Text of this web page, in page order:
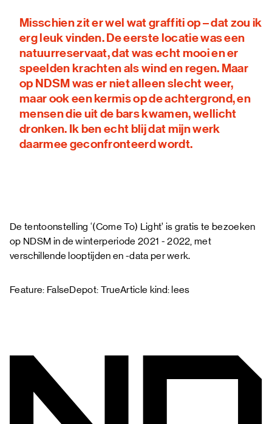
Misschien zit er wel wat graffiti op – dat zou ik
erg leuk vinden. De eerste locatie was een
natuurreservaat, dat was echt mooi en er
speelden krachten als wind en regen. Maar
op NDSM was er niet alleen slecht weer,
maar ook een kermis op de achtergrond, en
mensen die uit de bars kwamen, wellicht
dronken. Ik ben echt blij dat mijn werk
daarmee geconfronteerd wordt.
De tentoonstelling ‘(Come To) Light’ is gratis te bezoeken
op NDSM in de winterperiode 2021 - 2022, met
verschillende looptijden en -data per werk.
Feature: FalseDepot: TrueArticle kind: lees